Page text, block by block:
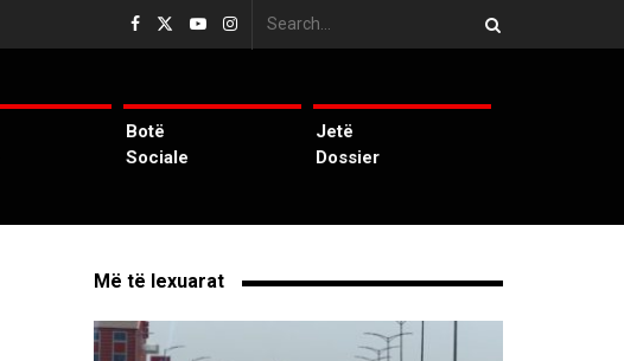
Botë
Sociale
Jetë
Dossier
Më të lexuarat